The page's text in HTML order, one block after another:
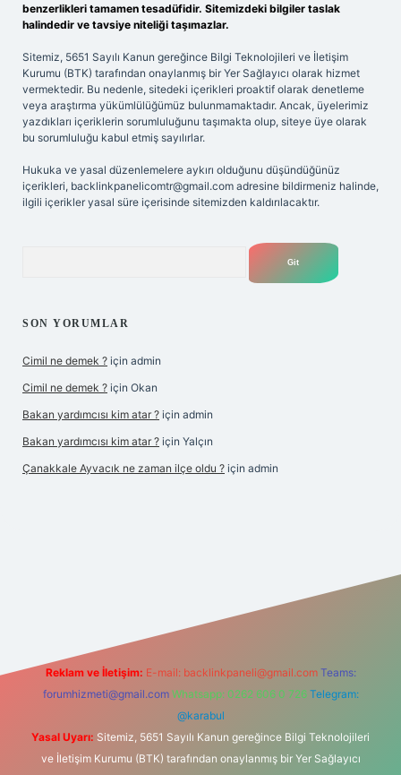
benzerlikleri tamamen tesadüfidir. Sitemizdeki bilgiler taslak
halindedir ve tavsiye niteliği taşımazlar.
Sitemiz, 5651 Sayılı Kanun gereğince Bilgi Teknolojileri ve İletişim
Kurumu (BTK) tarafından onaylanmış bir Yer Sağlayıcı olarak hizmet
vermektedir. Bu nedenle, sitedeki içerikleri proaktif olarak denetleme
veya araştırma yükümlülüğümüz bulunmamaktadır. Ancak, üyelerimiz
yazdıkları içeriklerin sorumluluğunu taşımakta olup, siteye üye olarak
bu sorumluluğu kabul etmiş sayılırlar.
Hukuka ve yasal düzenlemelere aykırı olduğunu düşündüğünüz
içerikleri, backlinkpanelicomtr@gmail.com adresine bildirmeniz halinde,
ilgili içerikler yasal süre içerisinde sitemizden kaldırılacaktır.
SON YORUMLAR
Cimil ne demek ? için admin
Cimil ne demek ? için Okan
Bakan yardımcısı kim atar ? için admin
Bakan yardımcısı kim atar ? için Yalçın
Çanakkale Ayvacık ne zaman ilçe oldu ? için admin
Reklam ve İletişim: E-mail: backlinkpaneli@gmail.com Teams:
forumhizmeti@gmail.com Whatsapp: 0262 606 0 726 Telegram:
@karabul
Yasal Uyarı: Sitemiz, 5651 Sayılı Kanun gereğince Bilgi Teknolojileri
ve İletişim Kurumu (BTK) tarafından onaylanmış bir Yer Sağlayıcı